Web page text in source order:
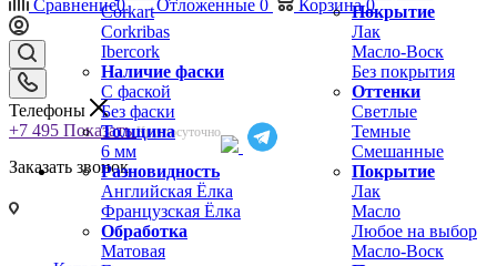
Corkart
Corkribas
Ibercork
Наличие фаски
С фаской
Без фаски
Толщина
6 мм
Покрытие
Лак
Масло-Воск
Без покрытия
Оттенки
Светлые
Темные
Смешанные
Разновидность
Английская Ёлка
Французская Ёлка
Обработка
Матовая
Покрытие
Лак
Масло
Любое на выбор
Масло-Воск
Сравнение0 Отложенные 0 Корзина 0
Телефоны
+7 495 Показать Круглосуточно
Заказать звонок